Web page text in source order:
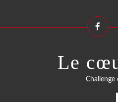
Le
Challenge